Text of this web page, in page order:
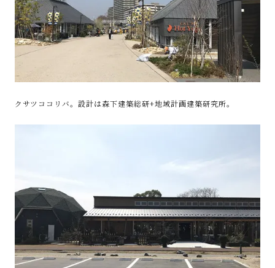
クサツココリバ。設計は森下建築総研+地域計画建築研究所。